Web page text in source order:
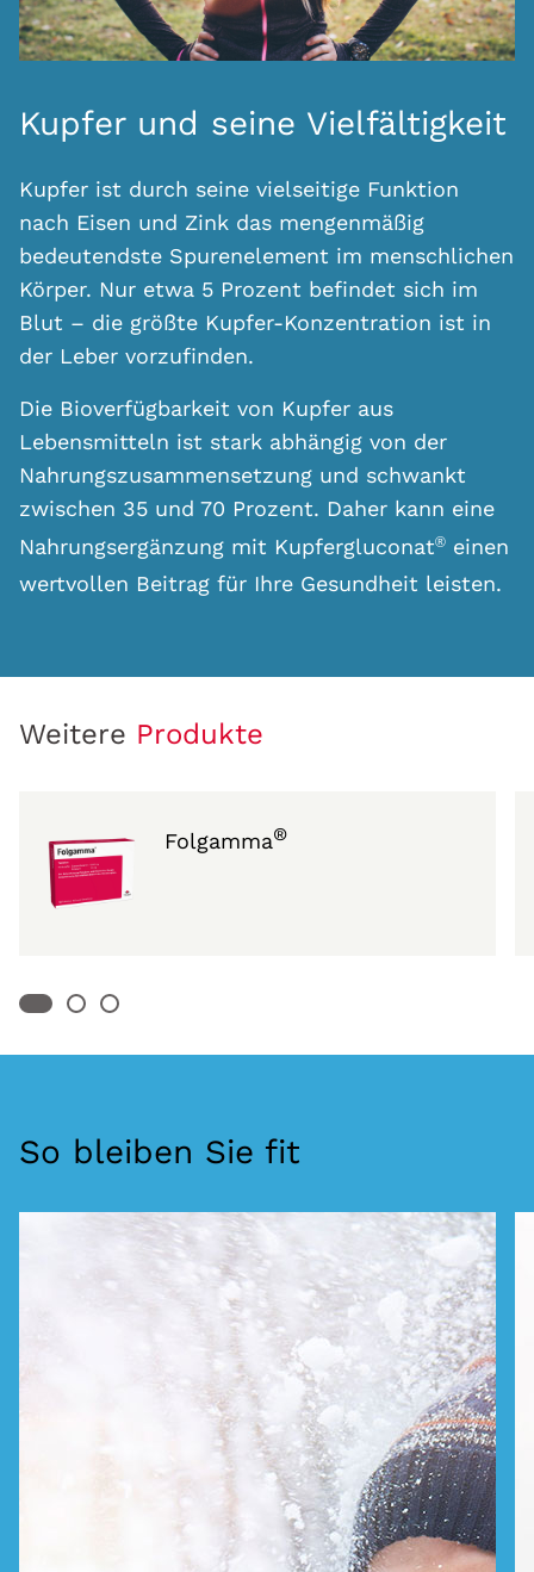
Kupfer und seine Vielfältigkeit
Kupfer ist durch seine vielseitige Funktion
nach Eisen und Zink das mengenmäßig
bedeutendste Spurenelement im menschlichen
Körper. Nur etwa 5 Prozent befindet sich im
Blut – die größte Kupfer-Konzentration ist in
der Leber vorzufinden.
Die Bioverfügbarkeit von Kupfer aus
Lebensmitteln ist stark abhängig von der
Nahrungszusammensetzung und schwankt
zwischen 35 und 70 Prozent. Daher kann eine
Nahrungsergänzung mit Kupfergluconat® einen
wertvollen Beitrag für Ihre Gesundheit leisten.
Weitere Produkte
Folgamma®
So bleiben Sie fit